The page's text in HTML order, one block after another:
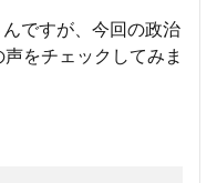
ですが、今回の政治
をチェックしてみま